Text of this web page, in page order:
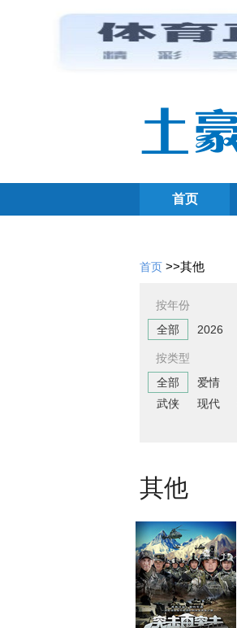
首页
首页 >>其他
按年份
全部
2026
按类型
全部
爱情
武侠
现代
其他